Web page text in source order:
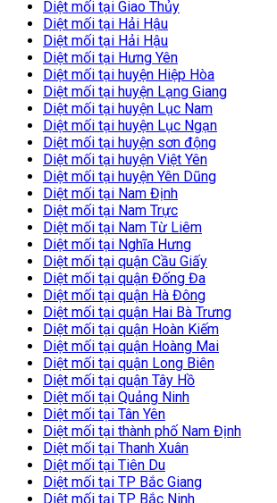
Diệt mối tại Giao Thủy
Diệt mối tại Hải Hậu
Diệt mối tại Hải Hậu
Diệt mối tại Hưng Yên
Diệt mối tại huyện Hiệp Hòa
Diệt mối tại huyện Lạng Giang
Diệt mối tại huyện Lục Nam
Diệt mối tại huyện Lục Ngạn
Diệt mối tại huyện sơn động
Diệt mối tại huyện Việt Yên
Diệt mối tại huyện Yên Dũng
Diệt mối tại Nam Định
Diệt mối tại Nam Trực
Diệt mối tại Nam Từ Liêm
Diệt mối tại Nghĩa Hưng
Diệt mối tại quận Cầu Giấy
Diệt mối tại quận Đống Đa
Diệt mối tại quận Hà Đông
Diệt mối tại quận Hai Bà Trưng
Diệt mối tại quận Hoàn Kiếm
Diệt mối tại quận Hoàng Mai
Diệt mối tại quận Long Biên
Diệt mối tại quận Tây Hồ
Diệt mối tại Quảng Ninh
Diệt mối tại Tân Yên
Diệt mối tại thành phố Nam Định
Diệt mối tại Thanh Xuân
Diệt mối tại Tiên Du
Diệt mối tại TP Bắc Giang
Diệt mối tại TP Bắc Ninh